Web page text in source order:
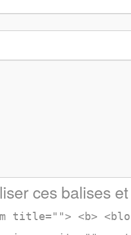
ces balises
title=""> <b>